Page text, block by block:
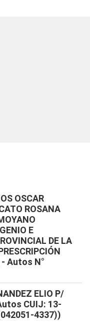
OSCAR
ROSANA
E
DE LA
- Autos N°
ELIO P/
CUIJ: 13-
4337))